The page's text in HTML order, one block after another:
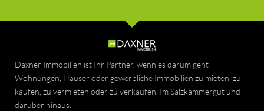
Daxner Immobilien ist Ihr Partner, wenn es darum geht
Wohnungen, Häuser oder gewerbliche Immobilien zu mieten, zu
kaufen, zu vermieten oder zu verkaufen. Im Salzkammergut und
darüber hinaus.